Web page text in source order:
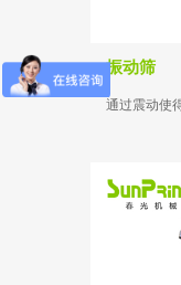
振动筛